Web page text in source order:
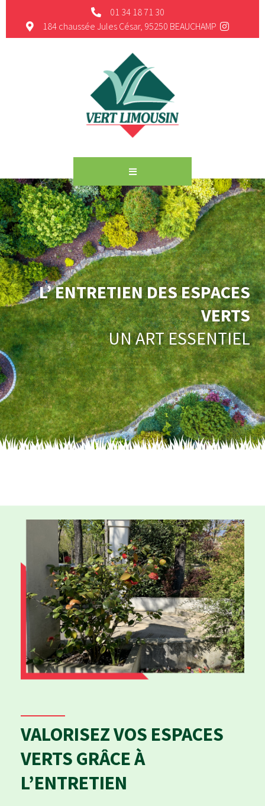
01 34 18 71 30
184 chaussée Jules César, 95250 BEAUCHAMP
L’ ENTRETIEN DES ESPACES
VERTS
UN ART ESSENTIEL
VALORISEZ VOS ESPACES
VERTS GRÂCE À
L’ENTRETIEN